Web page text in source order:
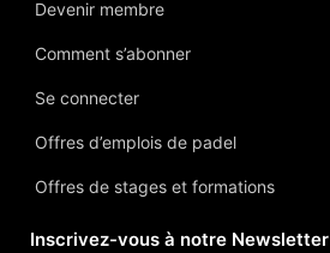
Devenir membre
Comment s’abonner
Se connecter
Offres d’emplois de padel
Offres de stages et formations
Inscrivez-vous à notre Newsletter